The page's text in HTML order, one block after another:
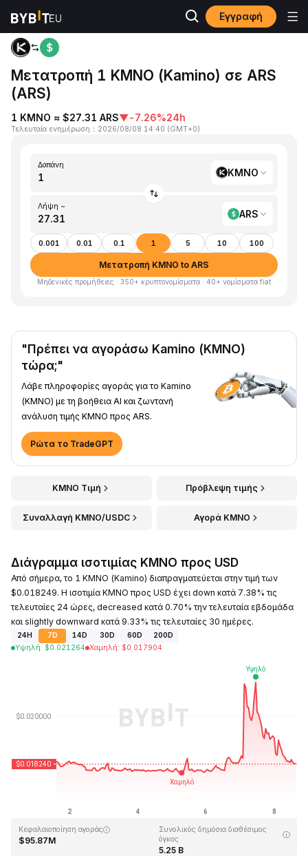
Εγγραφή
Αρχική KMNO to ARS
Μετατροπή 1 KMNO (Kamino) σε ARS
(ARS)
1 KMNO ≈ $27.31 ARS▼-7.26%24h
Τελευταία ενημέρωση ： 2026/08/08 14:40 (GMT+0)
Δαπάνη
KMNO
Λήψη ~
ARS
0.001 0.01 0.1 1 5 10 100
Μετατροπή KMNO to ARS
Μηδενικές προμήθειες · 350+ κρυπτονομίσματα · 40+ νομίσματα fiat
"Πρέπει να αγοράσω Kamino (KMNO)
τώρα;"
Λάβε πληροφορίες αγοράς για το Kamino
(KMNO) με τη βοήθεια AI και ζωντανή
ανάλυση τιμής KMNO προς ARS.
Ρώτα το TradeGPT
KMNO Τιμή Πρόβλεψη τιμής
Συναλλαγή KMNO/USDC Αγορά KMNO
Διάγραμμα ισοτιμίας KMNO προς USD
Από σήμερα, το 1 KMNO (Kamino) διαπραγματεύεται στην τιμή των
$0.018249. Η ισοτιμία KMNO προς USD έχει down κατά 7.38% τις
τελευταίες 24 ώρες, decreased κατά 0.70% την τελευταία εβδομάδα
και slightly downward κατά 9.33% τις τελευταίες 30 ημέρες.
24H 7D 14D 30D 60D
200D
Υψηλή: $0.021264 Χαμηλή: $0.017904
Τελευταία ενημέρωση στις: 2026-08-08, 14:40 GMT+0
$0.013427
Κεφαλαιοποίηση αγοράς
$95.87M
Συνολικός δημόσια διαθέσιμος
όγκος
5.25 B